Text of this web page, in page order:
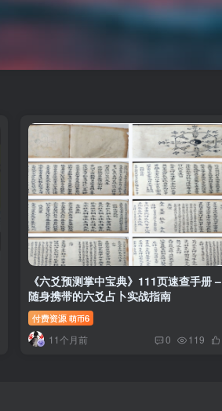
《六爻预测掌中宝典》111页速查手册 –
随身携带的六爻占卜实战指南
付费资源 萌币6
11个月前 0 119